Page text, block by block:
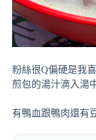
粉絲很Q偏硬是我
煎包的湯汁滴入湯
有鴨血跟鴨肉還有